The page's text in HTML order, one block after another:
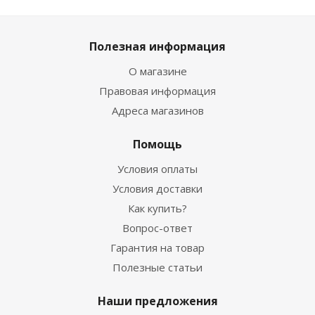
Полезная информация
О магазине
Правовая информация
Адреса магазинов
Помощь
Условия оплаты
Условия доставки
Как купить?
Вопрос-ответ
Гарантия на товар
Полезные статьи
Наши предложения